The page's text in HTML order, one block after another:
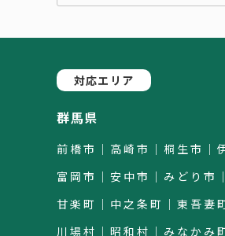
対応エリア
群馬県
前橋市｜高崎市｜桐生市｜
富岡市｜安中市｜みどり市
甘楽町｜中之条町｜東吾妻
川場村｜昭和村｜みなかみ